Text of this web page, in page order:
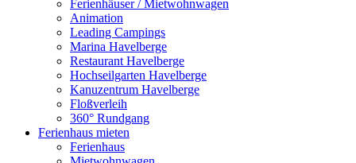
Ferienhäuser / Mietwohnwagen
Animation
Leading Campings
Marina Havelberge
Restaurant Havelberge
Hochseilgarten Havelberge
Kanuzentrum Havelberge
Floßverleih
360° Rundgang
Ferienhaus mieten
Ferienhaus